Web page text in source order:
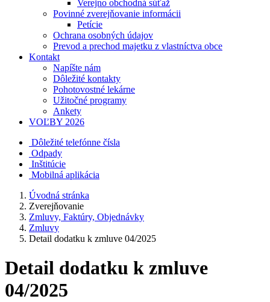
Verejno obchodná súťaž
Povinné zverejňovanie informácii
Petície
Ochrana osobných údajov
Prevod a prechod majetku z vlastníctva obce
Kontakt
Napíšte nám
Dôležité kontakty
Pohotovostné lekárne
Užitočné programy
Ankety
VOĽBY 2026
Dôležité telefónne čísla
Odpady
Inštitúcie
Mobilná aplikácia
Úvodná stránka
Zverejňovanie
Zmluvy, Faktúry, Objednávky
Zmluvy
Detail dodatku k zmluve 04/2025
Detail dodatku k zmluve
04/2025